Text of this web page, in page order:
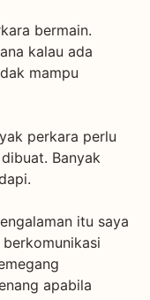
bermain.
kalau ada
mampu
perkara perlu
Banyak
itu saya
apabila